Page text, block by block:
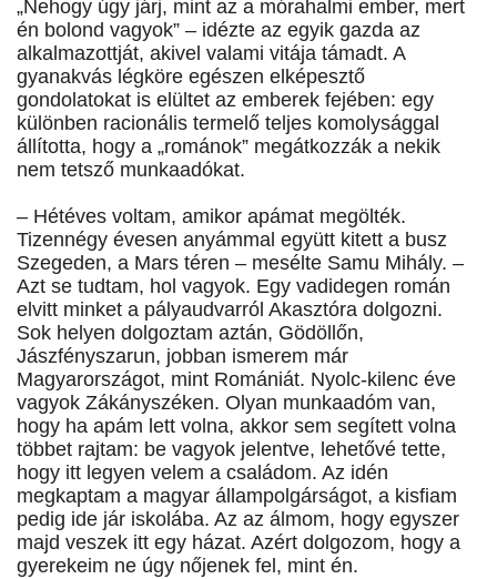
„Nehogy úgy járj, mint az a mórahalmi ember, mert
én bolond vagyok” – idézte az egyik gazda az
alkalmazottját, akivel valami vitája támadt. A
gyanakvás légköre egészen elképesztő
gondolatokat is elültet az emberek fejében: egy
különben racionális termelő teljes komolysággal
állította, hogy a „románok” megátkozzák a nekik
nem tetsző munkaadókat.
– Hétéves voltam, amikor apámat megölték.
Tizennégy évesen anyámmal együtt kitett a busz
Szegeden, a Mars téren – mesélte Samu Mihály. –
Azt se tudtam, hol vagyok. Egy vadidegen román
elvitt minket a pályaudvarról Akasztóra dolgozni.
Sok helyen dolgoztam aztán, Gödöllőn,
Jászfényszarun, jobban ismerem már
Magyarországot, mint Romániát. Nyolc-kilenc éve
vagyok Zákányszéken. Olyan munkaadóm van,
hogy ha apám lett volna, akkor sem segített volna
többet rajtam: be vagyok jelentve, lehetővé tette,
hogy itt legyen velem a családom. Az idén
megkaptam a magyar állampolgárságot, a kisfiam
pedig ide jár iskolába. Az az álmom, hogy egyszer
majd veszek itt egy házat. Azért dolgozom, hogy a
gyerekeim ne úgy nőjenek fel, mint én.